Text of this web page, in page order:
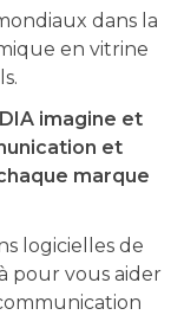
dans la
en vitrine
imagine et
et
marque
logicielles de
pour vous aider